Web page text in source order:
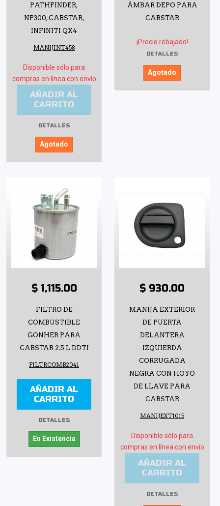
PATHFINDER,
NP300, CABSTAR,
INFINITI QX4
MANIJINT458
Disponible sólo para
compras en línea con envío
AÑADIR AL
CARRITO
DETALLES
Agotado
ÁMBAR DEPO PARA
CABSTAR
¡Precio rebajado!
DETALLES
Agotado
$ 1,115.00
FILTRO DE
COMBUSTIBLE
GONHER PARA
CABSTAR 2.5 L DDTI
FILTRCOMB2041
AÑADIR AL
CARRITO
DETALLES
En Existencia
$ 930.00
MANIJA EXTERIOR
DE PUERTA
DELANTERA
IZQUIERDA
CORRUGADA
NEGRA CON HOYO
DE LLAVE PARA
CABSTAR
MANIJEXT1015
Disponible sólo para
compras en línea con envío
AÑADIR AL
CARRITO
DETALLES